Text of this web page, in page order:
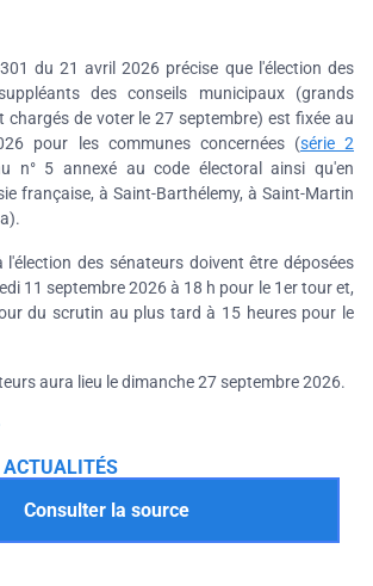
du 21 avril 2026 précise que l'élection des
des conseils municipaux (grands
chargés de voter le 27 septembre) est fixée au
pour les communes concernées (série 2
n° 5 annexé au code électoral ainsi qu'en
française, à Saint-Barthélemy, à Saint-Martin
l'élection des sénateurs doivent être déposées
11 septembre 2026 à 18 h pour le 1er tour et,
du scrutin au plus tard à 15 heures pour le
aura lieu le dimanche 27 septembre 2026.
ACTUALITÉS
Consulter la source